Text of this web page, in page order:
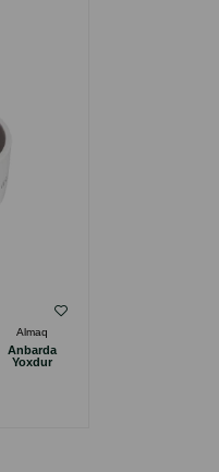
Almaq
Anbarda
Yoxdur